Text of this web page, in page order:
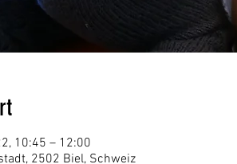
10:45 – 12:00
2502 Biel, Schweiz